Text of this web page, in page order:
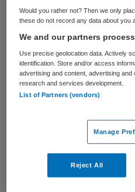
Democraten vinden
de bühne is, een
Hooggerechtshof
Vorige maand besloot
niet tegen de
de wet opnieuw inzet
in november, waarin
Would you rather not? Then we only
these do not record any data about you
We and our partners
Use precise geolocation data. Actively
identification. Store and/or access
advertising and content, advertising
research and services development.
List of Partners (vendors)
Manage
Reject All